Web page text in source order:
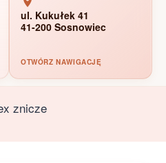
ul. Kukułek 41
41-200 Sosnowiec
OTWÓRZ NAWIGACJĘ